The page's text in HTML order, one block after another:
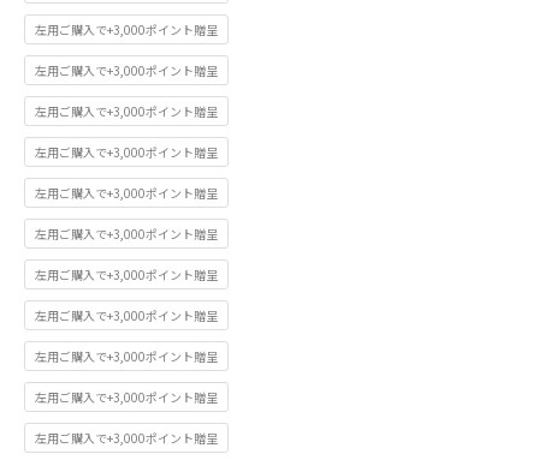
左用ご購入で+3,000ポイント贈呈
左用ご購入で+3,000ポイント贈呈
左用ご購入で+3,000ポイント贈呈
左用ご購入で+3,000ポイント贈呈
左用ご購入で+3,000ポイント贈呈
左用ご購入で+3,000ポイント贈呈
左用ご購入で+3,000ポイント贈呈
左用ご購入で+3,000ポイント贈呈
左用ご購入で+3,000ポイント贈呈
左用ご購入で+3,000ポイント贈呈
左用ご購入で+3,000ポイント贈呈